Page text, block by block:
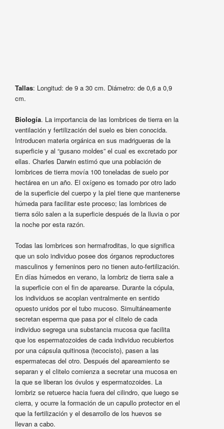
Tallas: Longitud: de 9 a 30 cm. Diámetro: de 0,6 a 0,9
cm.
Biología. La importancia de las lombrices de tierra en la
ventilación y fertilización del suelo es bien conocida.
Introducen materia orgánica en sus madrigueras de la
superficie y al “gusano moldes” el cual es excretado por
ellas. Charles Darwin estimó que una población de
lombrices de tierra movía 100 toneladas de suelo por
hectárea en un año. El oxígeno es tomado por otro lado
de la superficie del cuerpo y la piel tiene que mantenerse
húmeda para facilitar este proceso; las lombrices de
tierra sólo salen a la superficie después de la lluvia o por
la noche por esta razón.
Todas las lombrices son hermafroditas, lo que significa
que un solo individuo posee dos órganos reproductores
masculinos y femeninos pero no tienen auto-fertilización.
En días húmedos en verano, la lombriz de tierra sale a
la superficie con el fin de aparearse. Durante la cópula,
los individuos se acoplan ventralmente en sentido
opuesto unidos por el tubo mucoso. Simultáneamente
secretan esperma que pasa por el clitelo de cada
individuo segrega una substancia mucosa que facilita
que los espermatozoides de cada individuo recubiertos
por una cápsula quitinosa (tecocisto), pasen a las
espermatecas del otro. Después del apareamiento se
separan y el clitelo comienza a secretar una mucosa en
la que se liberan los óvulos y espermatozoides. La
lombriz se retuerce hacia fuera del cilindro, que luego se
cierra, y ocurre la formación de un capullo protector en el
que la fertilización y el desarrollo de los huevos se
llevan a cabo.